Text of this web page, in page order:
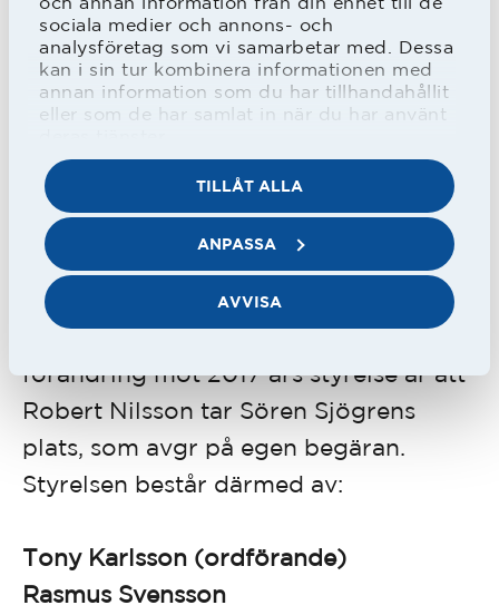
sociala medier och annons- och
analysföretag som vi samarbetar med. Dessa
kan i sin tur kombinera informationen med
annan information som du har tillhandahållit
eller som de har samlat in när du har använt
TILLÅT ALLA
ANPASSA
AVVISA
– Om vi märker att vi inte klarar att gå
upp måste vi förstås parera i
kostnadsläget, men vi bedömer att vi
bågen i enlighet med "vision 2020",
kommenterade Tony Karlsson.
Årsmötet valde även en styrelse och
antog valberedningens förslag. Enda
förändring mot 2017 års styrelse är att
Robert Nilsson tar Sören Sjögrens
plats, som avgr på egen begäran.
Styrelsen består därmed av:
Tony Karlsson (ordförande)
Rasmus Svensson